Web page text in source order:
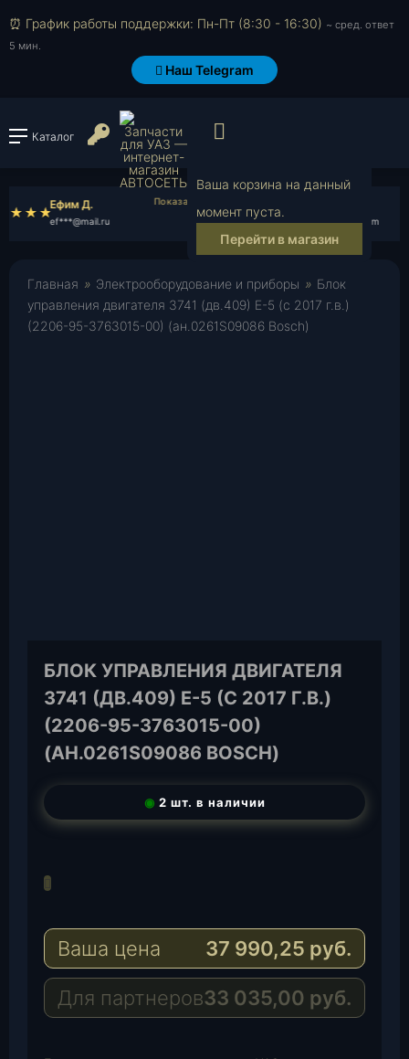
⏰ График работы поддержки: Пн-Пт (8:30 - 16:30) ~ сред. ответ
5 мин.
Наш Telegram
Каталог Войти или
Ваша корзина на данный
момент пуста.
Перейти в магазин
Ефим Д.
ef***@mail.ru iv***@gmail.com
Главная » Электрооборудование и приборы » Блок
управления двигателя 3741 (дв.409) Е-5 (с 2017 г.в.)
(2206-95-3763015-00) (ан.0261S09086 Bosch)
БЛОК УПРАВЛЕНИЯ ДВИГАТЕЛЯ
3741 (ДВ.409) Е-5 (С 2017 Г.В.)
(2206-95-3763015-00)
(АН.0261S09086 BOSCH)
◉ 2 шт. в наличии
g
a
m
A
p
p
M
i
Ваша цена 37 990,25 руб.
Для партнеров33 035,00 руб.